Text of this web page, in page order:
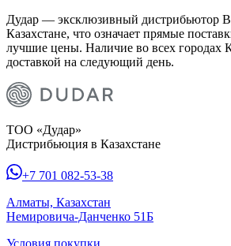
Дудар — эксклюзивный дистрибьютор
Казахстане, что означает прямые
лучшие цены. Наличие во всех городах
доставкой на следующий день.
ТОО «Дудар»
Дистрибьюция в Казахстане
+7 701 082-53-38
Алматы, Казахстан
Немировича-Данченко 51Б
Условия покупки